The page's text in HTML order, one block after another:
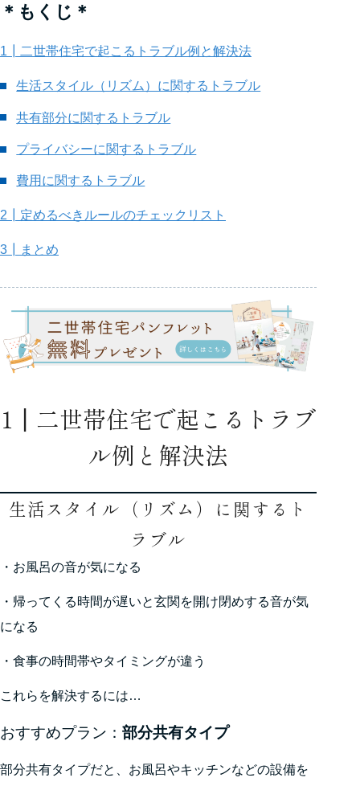
＊もくじ＊
1┃二世帯住宅で起こるトラブル例と解決法
生活スタイル（リズム）に関するトラブル
共有部分に関するトラブル
プライバシーに関するトラブル
費用に関するトラブル
2┃定めるべきルールのチェックリスト
3┃まとめ
1┃二世帯住宅で起こるトラブ
ル例と解決法
生活スタイル（リズム）に関するト
ラブル
・お風呂の音が気になる
・帰ってくる時間が遅いと玄関を開け閉めする音が気
になる
・食事の時間帯やタイミングが違う
これらを解決するには…
おすすめプラン： 部分共有タイプ
部分共有タイプだと、お風呂やキッチンなどの設備を